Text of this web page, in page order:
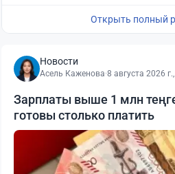
Открыть полный
Новости
Асель Каженова·8 августа 2026
Зарплаты выше 1 млн
готовы столько платить